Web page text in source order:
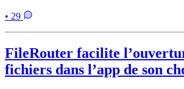
• 29
FileRouter facilite
fichiers dans l’app de son